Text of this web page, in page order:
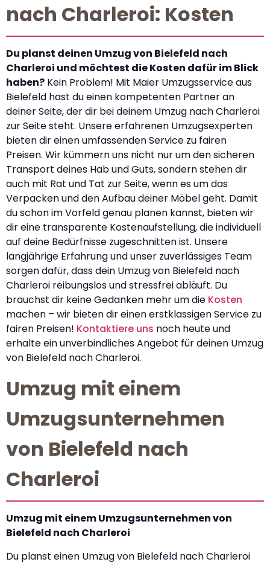
nach Charleroi: Kosten
Du planst deinen Umzug von Bielefeld nach
Charleroi und möchtest die Kosten dafür im Blick
haben? Kein Problem! Mit Maier Umzugsservice aus
Bielefeld hast du einen kompetenten Partner an
deiner Seite, der dir bei deinem Umzug nach Charleroi
zur Seite steht. Unsere erfahrenen Umzugsexperten
bieten dir einen umfassenden Service zu fairen
Preisen. Wir kümmern uns nicht nur um den sicheren
Transport deines Hab und Guts, sondern stehen dir
auch mit Rat und Tat zur Seite, wenn es um das
Verpacken und den Aufbau deiner Möbel geht. Damit
du schon im Vorfeld genau planen kannst, bieten wir
dir eine transparente Kostenaufstellung, die individuell
auf deine Bedürfnisse zugeschnitten ist. Unsere
langjährige Erfahrung und unser zuverlässiges Team
sorgen dafür, dass dein Umzug von Bielefeld nach
Charleroi reibungslos und stressfrei abläuft. Du
brauchst dir keine Gedanken mehr um die Kosten
machen – wir bieten dir einen erstklassigen Service zu
fairen Preisen! Kontaktiere uns noch heute und
erhalte ein unverbindliches Angebot für deinen Umzug
von Bielefeld nach Charleroi.
Umzug mit einem
Umzugsunternehmen
von Bielefeld nach
Charleroi
Umzug mit einem Umzugsunternehmen von
Bielefeld nach Charleroi
Du planst einen Umzug von Bielefeld nach Charleroi